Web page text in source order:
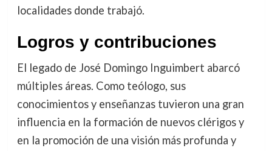
localidades donde trabajó.
Logros y contribuciones
El legado de José Domingo Inguimbert abarcó
múltiples áreas. Como teólogo, sus
conocimientos y enseñanzas tuvieron una gran
influencia en la formación de nuevos clérigos y
en la promoción de una visión más profunda y